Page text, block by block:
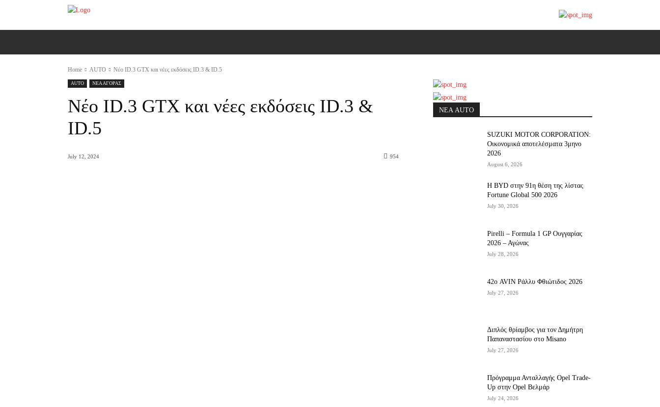
Home AUTO Νέο ID.3 GTX και νέες εκδόσεις ID.3 & ID.5
AUTO ΝΕΑ ΑΓΟΡΑΣ
Νέο ID.3 GTX και νέες εκδόσεις ID.3 &
ID.5
July 12, 2024 954
ΝΕΑ AUTO
SUZUKI MOTOR CORPORATION:
Οικονομικά αποτελέσματα 3μηνο
2026
August 6, 2026
Η BYD στην 91η θέση της λίστας
Fortune Global 500 2026
July 30, 2026
Pirelli – Formula 1 GP Ουγγαρίας
2026 – Αγώνας
July 28, 2026
42ο AVIN Ράλλυ Φθιώτιδος 2026
July 27, 2026
Διπλός θρίαμβος για τον Δημήτρη
Παπαναστασίου στο Misano
July 27, 2026
Πρόγραμμα Ανταλλαγής Opel Trade-
Up στην Opel Βελμάρ
July 24, 2026